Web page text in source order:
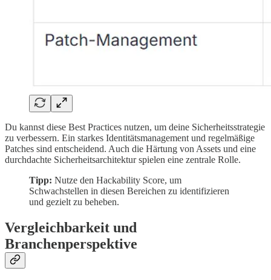
Du kannst diese Best Practices nutzen, um deine Sicherheitsstrategie
zu verbessern. Ein starkes Identitätsmanagement und regelmäßige
Patches sind entscheidend. Auch die Härtung von Assets und eine
durchdachte Sicherheitsarchitektur spielen eine zentrale Rolle.
Tipp: Nutze den Hackability Score, um
Schwachstellen in diesen Bereichen zu identifizieren
und gezielt zu beheben.
Vergleichbarkeit und
Branchenperspektive